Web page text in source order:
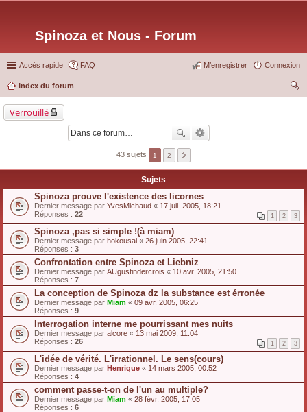
Spinoza et Nous - Forum
Accès rapide FAQ Connexion
M’enregistrer
Index du forum
Verrouillé
43 sujets 1 2
Sujets
Spinoza prouve l'existence des licornes
Dernier message par YvesMichaud « 17 juil. 2005, 18:21
Réponses : 22 1 2 3
Spinoza ,pas si simple !(à miam)
Dernier message par hokousai « 26 juin 2005, 22:41
Réponses : 3
Confrontation entre Spinoza et Liebniz
Dernier message par AUgustindercrois « 10 avr. 2005, 21:50
Réponses : 7
La conception de Spinoza dz la substance est érronée
Dernier message par Miam « 09 avr. 2005, 06:25
Réponses : 9
Interrogation interne me pourrissant mes nuits
Dernier message par alcore « 13 mai 2009, 11:04
Réponses : 26 1 2 3
L'idée de vérité. L'irrationnel. Le sens(cours)
Dernier message par Henrique « 14 mars 2005, 00:52
Réponses : 4
comment passe-t-on de l'un au multiple?
Dernier message par Miam « 28 févr. 2005, 17:05
Réponses : 6